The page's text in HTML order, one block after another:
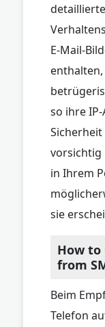
E-Mail-
so ihre
vorsichtig
in Ihrem
sie
How to
from
Beim
Telefon